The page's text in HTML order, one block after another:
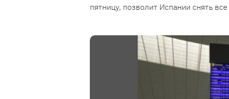
пятницу, позволит Испании снять